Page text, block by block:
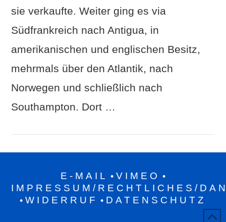
sie verkaufte. Weiter ging es via
Südfrankreich nach Antigua, in
amerikanischen und englischen Besitz,
mehrmals über den Atlantik, nach
Norwegen und schließlich nach
Southampton. Dort …
E-MAIL • VIMEO •
IMPRESSUM/RECHTLICHES/
• WIDERRUF • DATENSCHUTZ